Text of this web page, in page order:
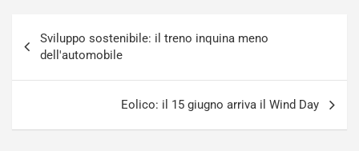
articoli
Sviluppo sostenibile: il treno inquina meno
dell'automobile
Eolico: il 15 giugno arriva il Wind Day